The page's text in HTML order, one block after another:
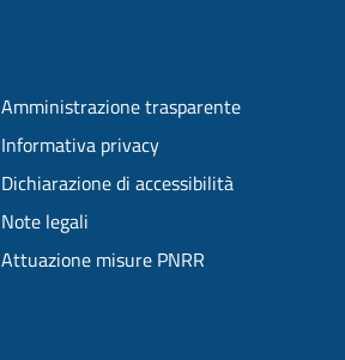
Amministrazione trasparente
Informativa privacy
Dichiarazione di accessibilità
Note legali
Attuazione misure PNRR